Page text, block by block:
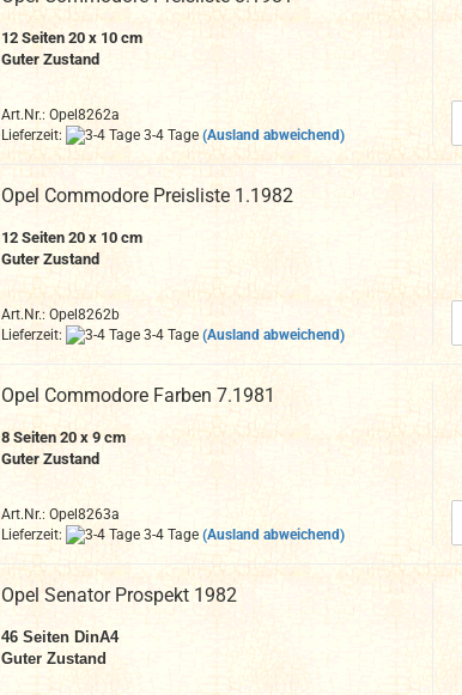
12 Seiten 20 x 10 cm
Guter Zustand
Art.Nr.: Opel8262a
Lieferzeit:
3-4 Tage (Ausland abweichend)
Opel Commodore Preisliste 1.1982
12 Seiten 20 x 10 cm
Guter Zustand
Art.Nr.: Opel8262b
Lieferzeit:
3-4 Tage (Ausland abweichend)
Opel Commodore Farben 7.1981
8 Seiten 20 x 9 cm
Guter Zustand
Art.Nr.: Opel8263a
Lieferzeit:
3-4 Tage (Ausland abweichend)
Opel Senator Prospekt 1982
46 Seiten DinA4
Guter Zustand